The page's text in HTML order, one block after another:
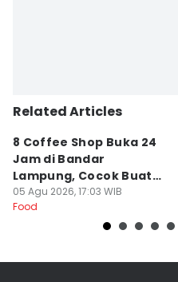
Related Articles
8 Coffee Shop Buka 24
Jam di Bandar
Lampung, Cocok Buat
Begadang
05 Agu 2026, 17:03 WIB
Food